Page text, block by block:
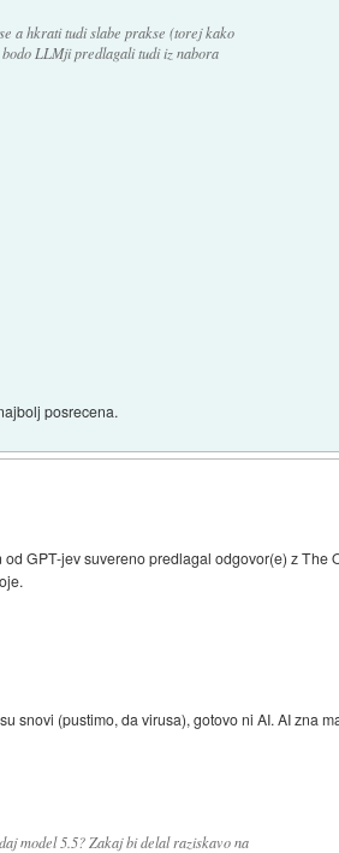
a hkrati tudi slabe prakse (torej kako
LLMji predlagali tudi iz nabora
posrecena.
GPT-jev suvereno predlagal odgovor(e) z The
snovi (pustimo, da virusa), gotovo ni AI. AI zna
model 5.5? Zakaj bi delal raziskavo na